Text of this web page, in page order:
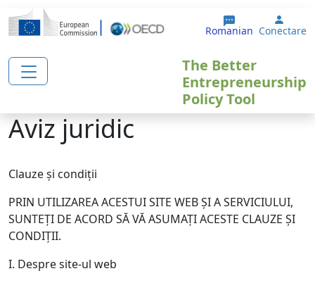
Sari la conținutul principal
Romanian User
Conectare
The Better
Entrepreneurship
Policy Tool
Aviz juridic
Clauze și condiții
PRIN UTILIZAREA ACESTUI SITE WEB ȘI A SERVICIULUI,
SUNTEȚI DE ACORD SĂ VĂ ASUMAȚI ACESTE CLAUZE ȘI
CONDIȚII.
I. Despre site-ul web